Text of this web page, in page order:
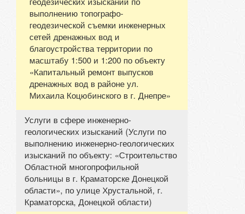
выполнению топографо-
геодезической съемки инженерных
сетей дренажных вод и
благоустройства территории по
масштабу 1:500 и 1:200 по объекту
«Капитальный ремонт выпусков
дренажных вод в районе ул.
Михаила Коцюбинского в г. Днепре»
Услуги в сфере инженерно-
геологических изысканий (Услуги по
выполнению инженерно-геологических
изысканий по объекту: «Строительство
Областной многопрофильной
больницы в г. Краматорске Донецкой
области», по улице Хрустальной, г.
Краматорска, Донецкой области)